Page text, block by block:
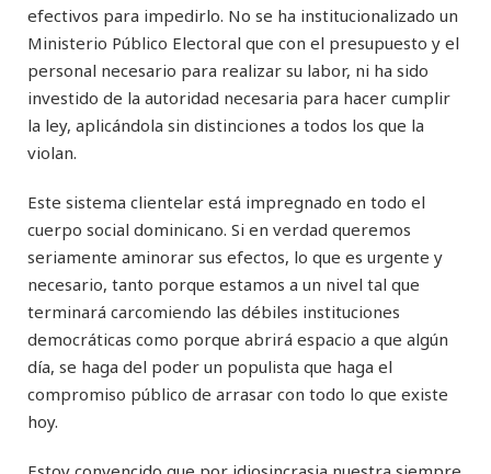
efectivos para impedirlo. No se ha institucionalizado un
Ministerio Público Electoral que con el presupuesto y el
personal necesario para realizar su labor, ni ha sido
investido de la autoridad necesaria para hacer cumplir
la ley, aplicándola sin distinciones a todos los que la
violan.
Este sistema clientelar está impregnado en todo el
cuerpo social dominicano. Si en verdad queremos
seriamente aminorar sus efectos, lo que es urgente y
necesario, tanto porque estamos a un nivel tal que
terminará carcomiendo las débiles instituciones
democráticas como porque abrirá espacio a que algún
día, se haga del poder un populista que haga el
compromiso público de arrasar con todo lo que existe
hoy.